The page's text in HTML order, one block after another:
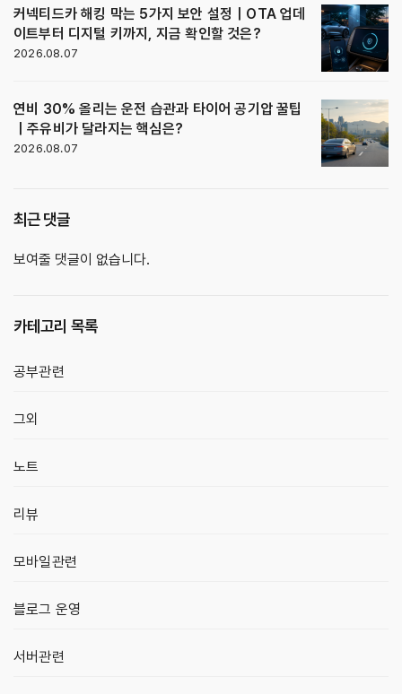
커넥티드카 해킹 막는 5가지 보안 설정｜OTA 업데
이트부터 디지털 키까지, 지금 확인할 것은?
2026.08.07
연비 30% 올리는 운전 습관과 타이어 공기압 꿀팁
｜주유비가 달라지는 핵심은?
2026.08.07
최근 댓글
보여줄 댓글이 없습니다.
카테고리 목록
공부관련
그외
노트
리뷰
모바일관련
블로그 운영
서버관련